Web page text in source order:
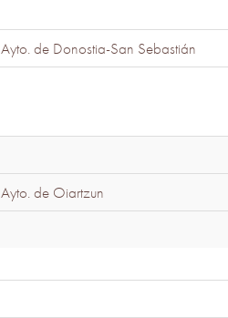
Ayto. de Donostia-San Sebastián
Ayto. de Oiartzun